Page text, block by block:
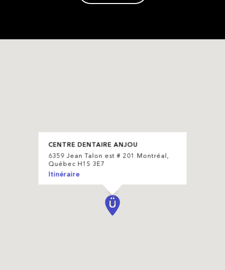
CENTRE DENTAIRE ANJOU
6359 Jean Talon est # 201 Montréal,
Québec H1S 3E7
Itinéraire